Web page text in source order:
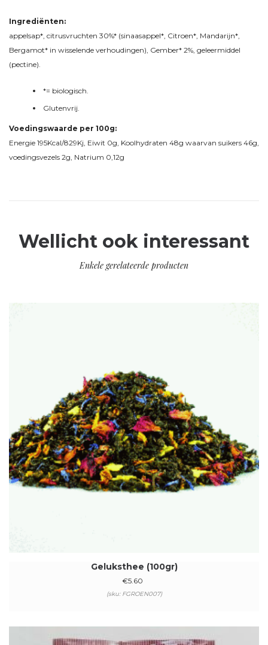
Ingrediënten:
appelsap*, citrusvruchten 30%* (sinaasappel*, Citroen*, Mandarijn*,
Bergamot* in wisselende verhoudingen), Gember* 2%, geleermiddel
(pectine).
*= biologisch.
Glutenvrij.
Voedingswaarde per 100g:
Energie 195Kcal/829Kj, Eiwit 0g, Koolhydraten 48g waarvan suikers 46g,
voedingsvezels 2g, Natrium 0,12g
Wellicht ook interessant
Enkele gerelateerde producten
Geluksthee (100gr)
€5.60
(sku: FGROEN007)